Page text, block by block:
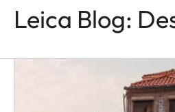
Leica Blog: